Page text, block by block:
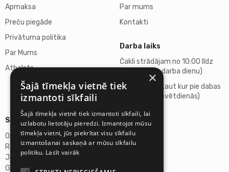
Apmaksa
Preču piegāde
Privātuma politika
Par Mums
Atbalsts
Par mums
Kontakti
Darba laiks
Čakli strādājam no 10:00 līdz
18:00 (katru darba dienu)
Atpūšamies kaut kur pie dabas
(sestdienās, svētdienās)
Sīkāka informācija
Omicron SIA
Reģ.Nr. 40103272028
Juridiskā adrese:
Ganību dambis 2a, Rīga, Latvija, LV-1045
×
Šajā tīmekļa vietnē tiek
izmantoti sīkfaili
Šajā tīmekļa vietnē tiek izmantoti sīkfaili, lai
uzlabotu lietotāju pieredzi. Izmantojot mūsu
tīmekļa vietni, jūs piekrītat visu sīkfailu
izmantošanai saskaņā ar mūsu sīkfailu
politiku. Lasīt vairāk